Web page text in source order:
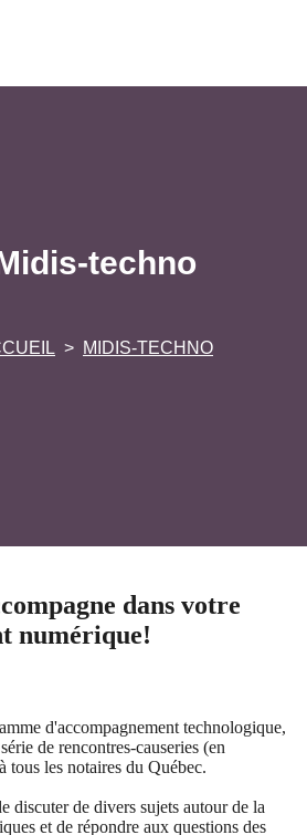
techno
MIDIS-TECHNO
dans votre
numérique!
d'accompagnement technologique,
de rencontres-causeries (en
tous les notaires du Québec.
discuter de divers sujets autour de la
et de répondre aux questions des